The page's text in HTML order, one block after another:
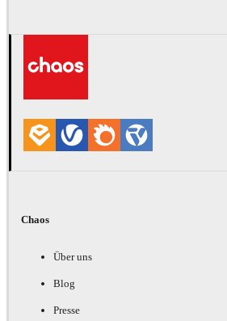
Chaos
Über uns
Blog
Presse